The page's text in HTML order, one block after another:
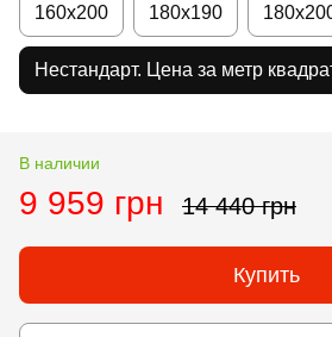
160х200 180х190
Нестандарт. Цена за метр
В наличии
9 959 грн 14 440 грн
Купить